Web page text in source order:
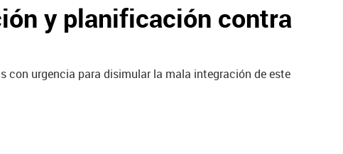
y planificación contra
con urgencia para disimular la mala integración de este